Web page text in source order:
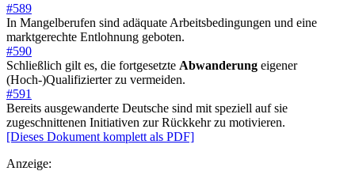
#589
In Mangelberufen sind adäquate Arbeitsbedingungen und eine
marktgerechte Entlohnung geboten.
#590
Schließlich gilt es, die fortgesetzte Abwanderung eigener
(Hoch-)Qualifizierter zu vermeiden.
#591
Bereits ausgewanderte Deutsche sind mit speziell auf sie
zugeschnittenen Initiativen zur Rückkehr zu motivieren.
[Dieses Dokument komplett als PDF]
Anzeige: